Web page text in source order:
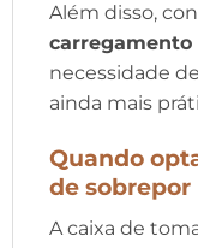
Além disso,
carregamento
necessidade
ainda mais
Quando
de sobrepor
A caixa de